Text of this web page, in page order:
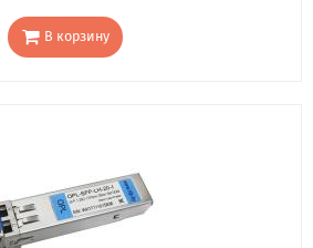
В корзину